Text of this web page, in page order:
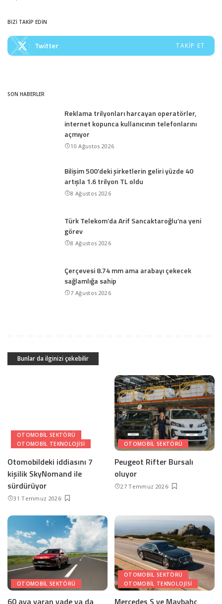
BİZİ TAKİP EDİN
Twitter TAKIP ET
SON HABERLER
Reklama trilyonları harcayan operatörler,
internet kopunca kullanıcının telefonlarını
açmıyor
10 Ağustos 2026
Bilişim 500’deki şirketlerin geliri yüzde 40
artışla 1.6 trilyon TL oldu
8 Ağustos 2026
Türk Telekom’da Arif Sancaktaroğlu’na yeni
görev
8 Ağustos 2026
Çerçevesi 8.74 mm ama arabayı çekecek
sağlamlığa sahip
7 Ağustos 2026
Bunlar da ilginizi çekebilir
OTOMOBIL SEKTÖRÜ
OTOMOBIL TEKNOLOJISI
Otomobildeki iddiasını 7
kişilik SkyNomand ile
sürdürüyor
31 Temmuz 2026
OTOMOBIL SEKTÖRÜ
Peugeot Rifter Bursalı
oluyor
27 Temmuz 2026
OTOMOBIL SEKTÖRÜ
OTOMOBIL SEKTÖRÜ
OTOMOBIL TEKNOLOJISI